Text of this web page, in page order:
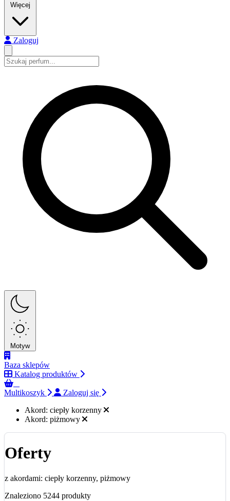
Więcej
Zaloguj
Motyw
Baza sklepów
Katalog produktów
Multikoszyk
Zaloguj się
Akord: ciepły korzenny
Akord: piżmowy
Oferty
z akordami: ciepły korzenny, piżmowy
Znaleziono 5244 produkty